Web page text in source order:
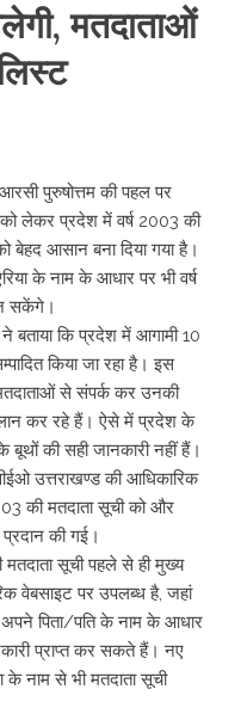
मतदाताओं
पुरुषोत्तम की पहल पर
लेकर प्रदेश में वर्ष 2003 की
बेहद आसान बना दिया गया है।
के नाम के आधार पर भी वर्ष
सकेंगे।
बताया कि प्रदेश में आगामी 10
किया जा रहा है। इस
से संपर्क कर उनकी
कर रहे हैं। ऐसे में प्रदेश के
की सही जानकारी नहीं हैं।
उत्तराखण्ड की आधिकारिक
की मतदाता सूची को और
की गई।
मतदाता सूची पहले से ही मुख्य
वेबसाइट पर उपलब्ध है, जहां
अपने पिता/पति के नाम के आधार
प्राप्त कर सकते हैं। नए
नाम से भी मतदाता सूची